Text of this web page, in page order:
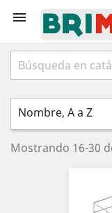

Nombre, A a Z
Mostrando 16-30